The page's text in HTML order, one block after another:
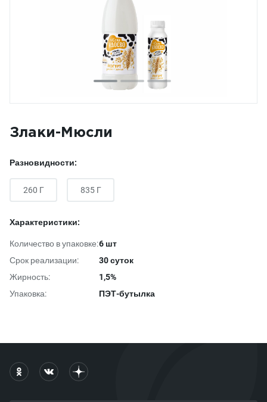
Злаки-Мюсли
Разновидности:
260 Г 835 Г
Характеристики:
Количество в упаковке:6 шт
Срок реализации:
30 суток
Жирность:
1,5%
Упаковка:
ПЭТ-бутылка